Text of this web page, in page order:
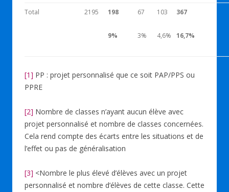
Total 2195 198
9%
67
3%
103
4,6%
367
16,7%
[1] PP : projet personnalisé que ce soit PAP/PPS ou
PPRE
[2] Nombre de classes n’ayant aucun élève avec
projet personnalisé et nombre de classes concernées.
Cela rend compte des écarts entre les situations et de
l’effet ou pas de généralisation
[3] <Nombre le plus élevé d’élèves avec un projet
personnalisé et nombre d’élèves de cette classe. Cette